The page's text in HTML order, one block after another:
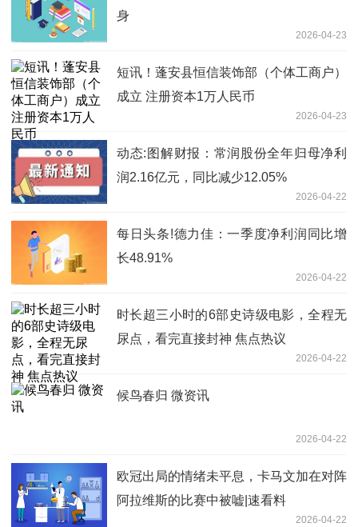
身
2026-04-23
短讯！蓬安县恒信装饰部（个体工商户）
成立 注册资本1万人民币
2026-04-23
动态:图解财报：常润股份全年归母净利
润2.16亿元，同比减少12.05%
2026-04-22
每日头条!德力佳：一季度净利润同比增
长48.91%
2026-04-22
时长超三小时的6部史诗级电影，全程无
尿点，看完直接封神 焦点热议
2026-04-22
候鸟春归 微资讯
2026-04-22
欧冠出局的情绪未平息，卡马文加在对阵
阿拉维斯的比赛中被嘘|速看料
2026-04-22